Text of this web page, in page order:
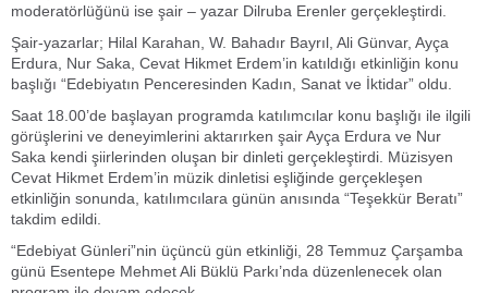
moderatörlüğünü ise şair – yazar Dilruba Erenler gerçekleştirdi.
Şair-yazarlar; Hilal Karahan, W. Bahadır Bayrıl, Ali Günvar, Ayça
Erdura, Nur Saka, Cevat Hikmet Erdem’in katıldığı etkinliğin konu
başlığı “Edebiyatın Penceresinden Kadın, Sanat ve İktidar” oldu.
Saat 18.00’de başlayan programda katılımcılar konu başlığı ile ilgili
görüşlerini ve deneyimlerini aktarırken şair Ayça Erdura ve Nur
Saka kendi şiirlerinden oluşan bir dinleti gerçekleştirdi. Müzisyen
Cevat Hikmet Erdem’in müzik dinletisi eşliğinde gerçekleşen
etkinliğin sonunda, katılımcılara günün anısında “Teşekkür Beratı”
takdim edildi.
“Edebiyat Günleri”nin üçüncü gün etkinliği, 28 Temmuz Çarşamba
günü Esentepe Mehmet Ali Büklü Parkı’nda düzenlenecek olan